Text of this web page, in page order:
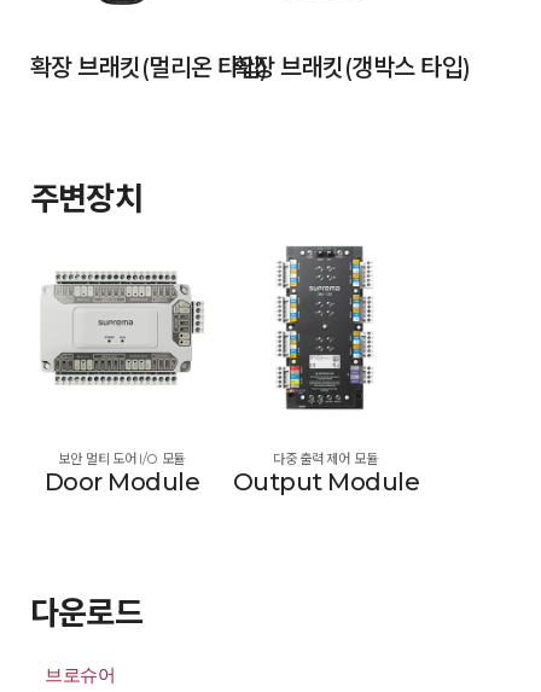
확장 브래킷(멀리온 타입)확장 브래킷(갱박스 타입)
주변장치
보안 멀티 도어 I/O 모듈
Door Module
다중 출력 제어 모듈
Output Module
다운로드
브로슈어